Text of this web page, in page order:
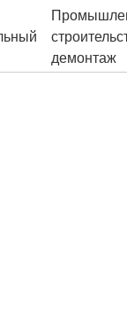
демонтаж